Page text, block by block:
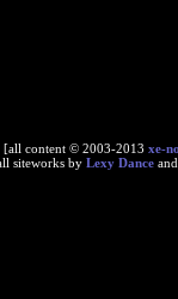
[all content © 2003-2013 xe-
siteworks by Lexy Dance